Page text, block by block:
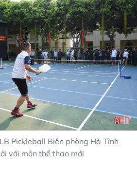
Pickleball Biên phòng Hà Tĩnh
với môn thể thao mới